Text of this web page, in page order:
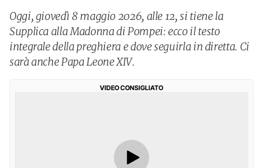
Oggi, giovedì 8 maggio 2026, alle 12, si tiene la
Supplica alla Madonna di Pompei: ecco il testo
integrale della preghiera e dove seguirla in diretta. Ci
sarà anche Papa Leone XIV.
VIDEO CONSIGLIATO